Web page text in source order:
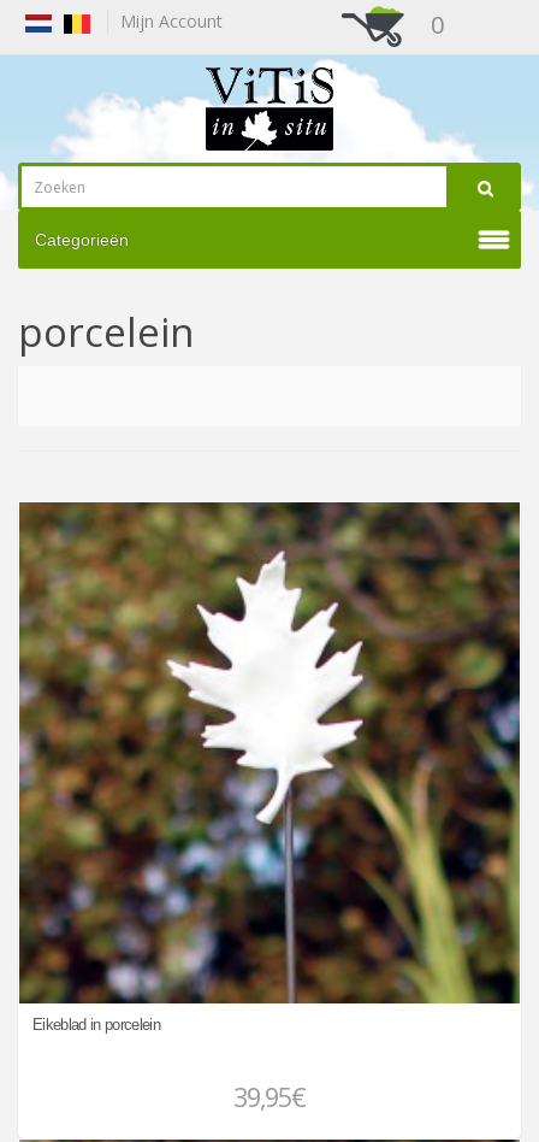
Mijn Account 0
Categorieën
porcelein
Eikeblad in porcelein
39,95€